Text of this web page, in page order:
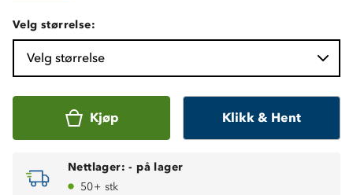
Velg størrelse:
Velg størrelse
Kjøp Klikk & Hent
Nettlager: - på lager
50+ stk